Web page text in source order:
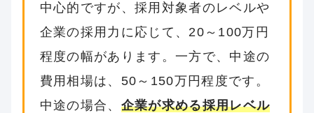
中心的ですが、採用対象者のレベルや
企業の採用力に応じて、20～100万円
程度の幅があります。一方で、中途の
費用相場は、50～150万円程度です。
中途の場合、 企業が求める採用レベル